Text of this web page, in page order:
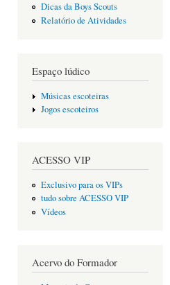
Dicas da Boys Scouts
Relatório de Atividades
Espaço lúdico
Músicas escoteiras
Jogos escoteiros
ACESSO VIP
Exclusivo para os VIPs
tudo sobre ACESSO VIP
Vídeos
Acervo do Formador